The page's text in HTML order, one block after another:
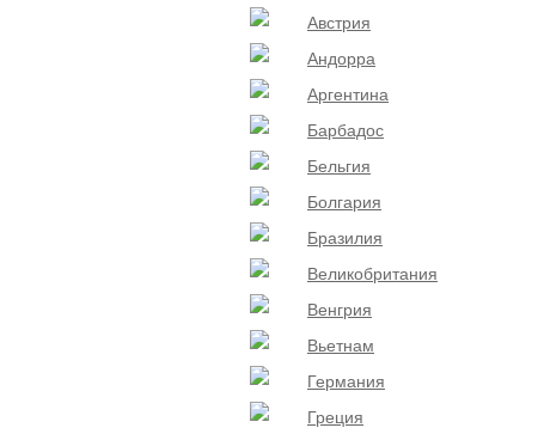
Австрия
Андорра
Аргентина
Барбадос
Бельгия
Болгария
Бразилия
Великобритания
Венгрия
Вьетнам
Германия
Греция